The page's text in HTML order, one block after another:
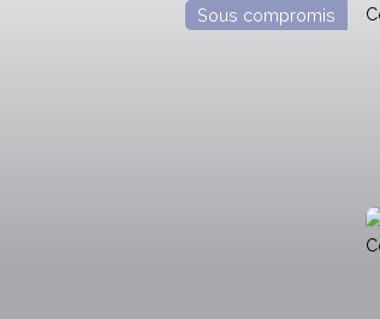
Sous compromis